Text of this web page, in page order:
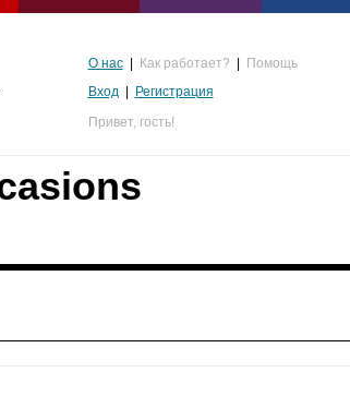
О нас Как работает?
Помощь
Вход
Регистрация
Привет, гость!